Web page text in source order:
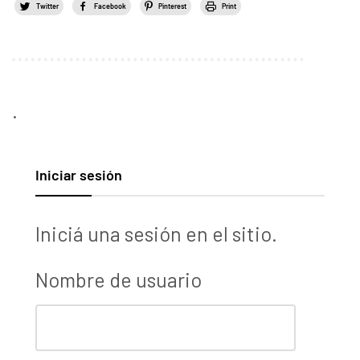
Twitter Facebook Pinterest Print
.
Iniciar sesión
Iniciá una sesión en el sitio.
Nombre de usuario